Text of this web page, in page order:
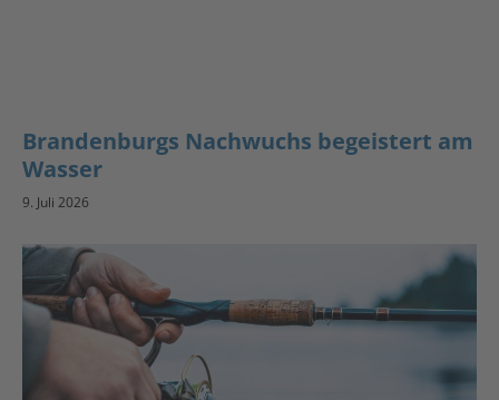
Brandenburgs Nachwuchs begeistert am
Wasser
9. Juli 2026